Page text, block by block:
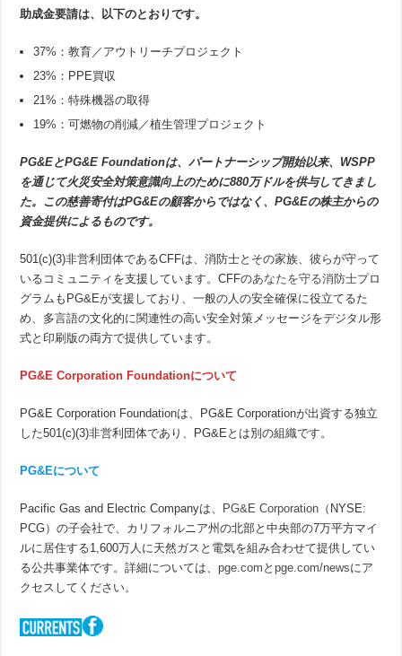
助成金要請は、以下のとおりです。
37%：教育／アウトリーチプロジェクト
23%：PPE買収
21%：特殊機器の取得
19%：可燃物の削減／植生管理プロジェクト
PG&EとPG&E Foundationは、パートナーシップ開始以来、WSPP
を通じて火災安全対策意識向上のために880万ドルを供与してきまし
た。この慈善寄付はPG&Eの顧客からではなく、PG&Eの株主からの
資金提供によるものです。
501(c)(3)非営利団体であるCFFは、消防士とその家族、彼らが守って
いるコミュニティを支援しています。CFFのあなたを守る消防士プロ
グラムもPG&Eが支援しており、一般の人の安全確保に役立てるた
め、多言語の文化的に関連性の高い安全対策メッセージをデジタル形
式と印刷版の両方で提供しています。
PG&E Corporation Foundationについて
PG&E Corporation Foundationは、PG&E Corporationが出資する独立
した501(c)(3)非営利団体であり、PG&Eとは別の組織です。
PG&Eについて
Pacific Gas and Electric Companyは、 PG&E Corporation （NYSE:
PCG）の子会社で、カリフォルニア州の北部と中央部の7万平方マイ
ルに居住する1,600万人に天然ガスと電気を組み合わせて提供してい
る公共事業体です。詳細については、pge.com とpge.com/newsにア
クセスしてください。